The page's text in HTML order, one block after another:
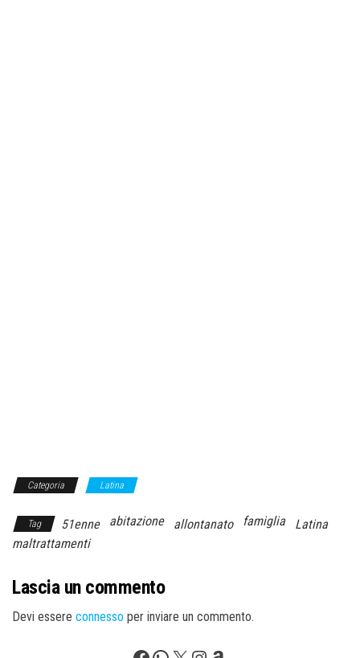
Categoria Latina
Tag 51enne abitazione allontanato famiglia
Latina
maltrattamenti
Lascia un commento
Devi essere connesso per inviare un commento.